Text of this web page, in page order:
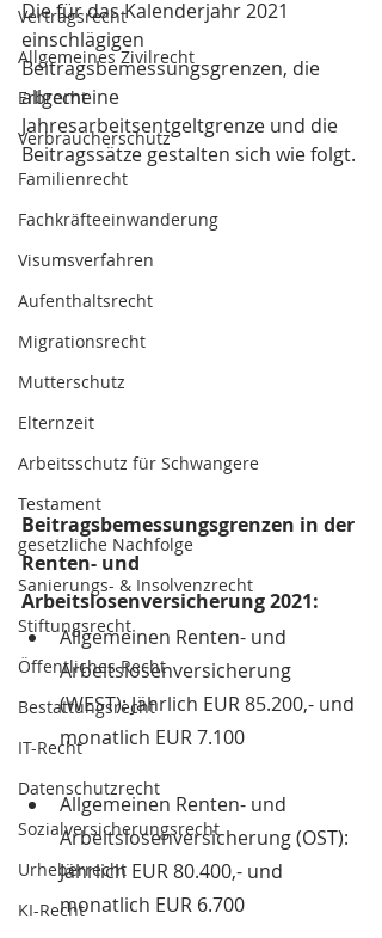
Vertragsrecht
Allgemeines Zivilrecht
Erbrecht
Verbraucherschutz
Familienrecht
Fachkräfteeinwanderung
Visumsverfahren
Aufenthaltsrecht
Migrationsrecht
Mutterschutz
Elternzeit
Arbeitsschutz für Schwangere
Testament
gesetzliche Nachfolge
Sanierungs- & Insolvenzrecht
Stiftungsrecht
Öffentliches Recht
Bestattungsrecht
IT-Recht
Datenschutzrecht
Sozialversicherungsrecht
Urheberrecht
KI-Recht
Die für das Kalenderjahr 2021
einschlägigen
Beitragsbemessungsgrenzen, die
allgemeine
Jahresarbeitsentgeltgrenze und die
Beitragssätze gestalten sich wie folgt.
Beitragsbemessungsgrenzen in der
Renten- und
Arbeitslosenversicherung 2021:
Allgemeinen Renten- und
Arbeitslosenversicherung
(WEST): Jährlich EUR 85.200,- und
monatlich EUR 7.100
Allgemeinen Renten- und
Arbeitslosenversicherung (OST):
Jährlich EUR 80.400,- und
monatlich EUR 6.700